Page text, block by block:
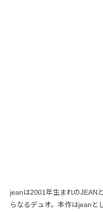
jeanは2001年生まれのJEAN
らなるデュオ。本作はjeanと